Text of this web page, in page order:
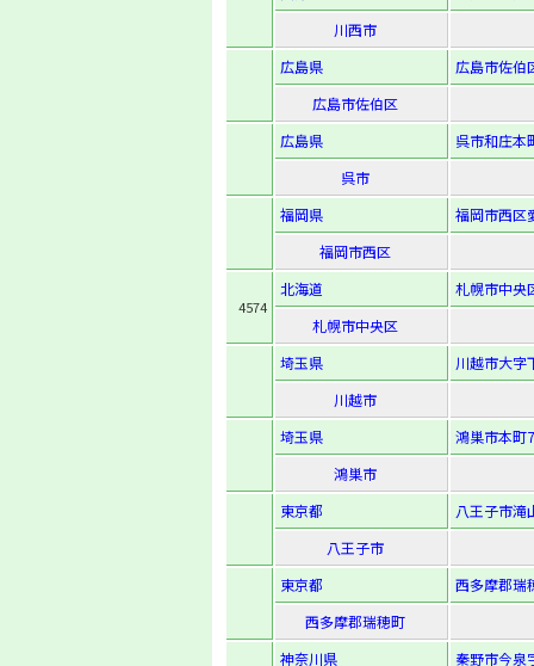
川西市
広島県
広島市佐伯
広島市佐伯区
広島県
呉市和庄本
呉市
福岡県
福岡市西区
福岡市西区
4574
北海道
札幌市中央
札幌市中央区
埼玉県
川越市大字
川越市
埼玉県
鴻巣市本町
鴻巣市
東京都
八王子市滝
八王子市
東京都
西多摩郡瑞
西多摩郡瑞穂町
神奈川県
秦野市今泉